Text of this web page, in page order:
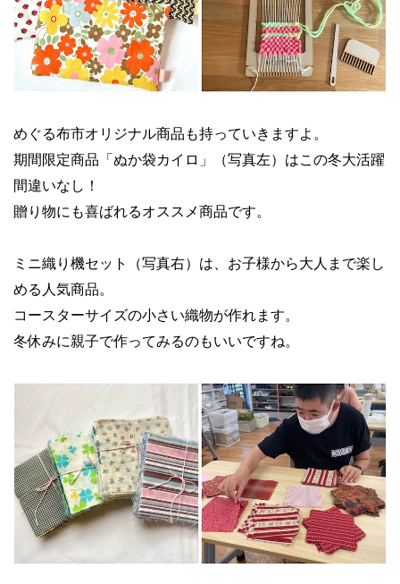
めぐる布市オリジナル商品も持っていきますよ。
期間限定商品「ぬか袋カイロ」（写真左）はこの冬大活躍
間違いなし！
贈り物にも喜ばれるオススメ商品です。
ミニ織り機セット（写真右）は、お子様から大人まで楽し
める人気商品。
コースターサイズの小さい織物が作れます。
冬休みに親子で作ってみるのもいいですね。